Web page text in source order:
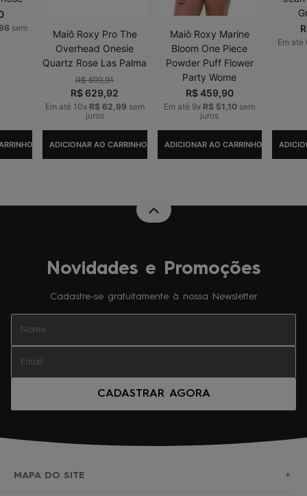
sem
Maiô Roxy Pro The
Overhead Onesie
Quartz Rose Las Palma
R$ 699,91
R$629,92
Em até 10x R$ 62 99 sem
juros
ADICIONAR AO CARRINHO
Maiô Roxy Marine
Bloom One Piece
Powder Puff Flower
Party Wome
R$459,90
Em até 9x R$ 51 ,10 sem
juros
ADICIONAR AO CARRINHO
Em até
Novidades e Promoções
Cadastre-se gratuitamente à nossa Newsletter
CADASTRAR AGORA
MAPA DO SITE +